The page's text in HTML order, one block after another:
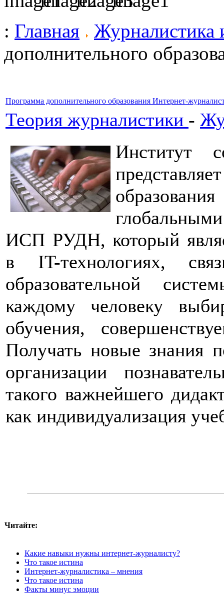
: Главная
Журналистика
дополнительного
Программа дополнительного образования Интернет-
Теория журналистики -
Институт
ИСП РУДН, который
в IT-технологиях,
образовательной
каждому человеку
обучения,
Получать новые знания
организации
такого важнейшего
как индивидуализация
Читайте:
Какие навыки нужны интернет-журналисту?
Что такое истина
Интернет-журналистика – мнения
Что такое истина
Факты минус эмоции